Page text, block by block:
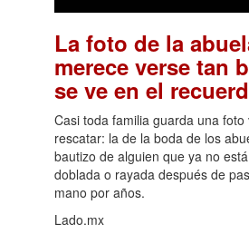
La foto de la
merece verse tan
se ve en el
Casi toda familia guarda una
rescatar: la de la boda de los
bautizo de alguien que ya no
doblada o rayada después de
mano por años.
Lado.mx